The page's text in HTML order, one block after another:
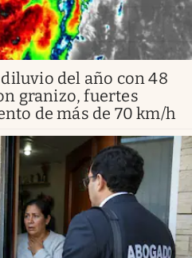
del año con 48
granizo, fuertes
de más de 70 km/h